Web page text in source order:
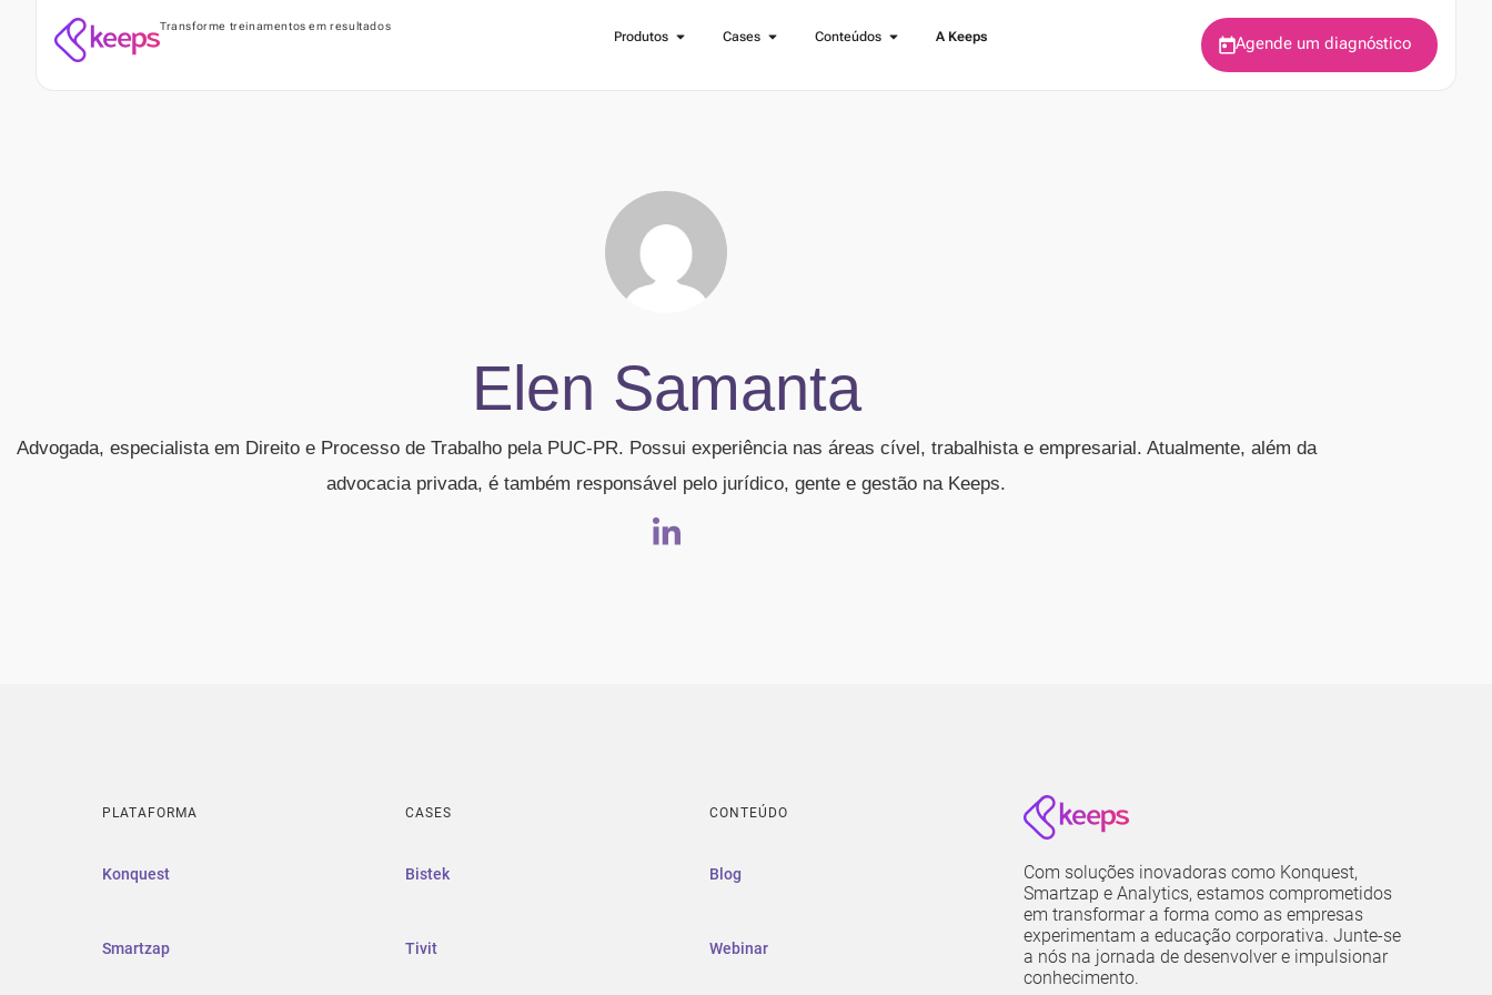
Transforme treinamentos em resultados
Produtos Cases Conteúdos A Keeps Agende um diagnóstico
Elen Samanta
Advogada, especialista em Direito e Processo de Trabalho pela PUC-PR. Possui experiência nas áreas cível, trabalhista e empresarial. Atualmente, além da
advocacia privada, é também responsável pelo jurídico, gente e gestão na Keeps.
PLATAFORMA
Konquest
Smartzap
CASES
Bistek
Tivit
CONTEÚDO
Blog
Webinar
Com soluções inovadoras como Konquest,
Smartzap e Analytics, estamos comprometidos
em transformar a forma como as empresas
experimentam a educação corporativa. Junte-se
a nós na jornada de desenvolver e impulsionar
conhecimento.